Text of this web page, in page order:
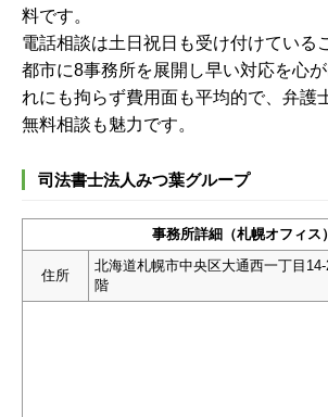
料です。
電話相談は土日祝日も受け付けている
都市に8事務所を展開し早い対応を心
れにも拘らず費用面も平均的で、弁護
無料相談も魅力です。
司法書士法人みつ葉グループ
事務所詳細（札幌オフィス）
住所
北海道札幌市中央区大通西一丁目
階